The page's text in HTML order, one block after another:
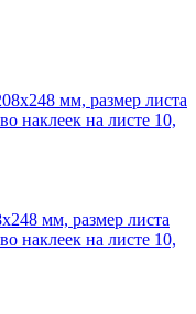
мм, размер листа
наклеек на листе 10,